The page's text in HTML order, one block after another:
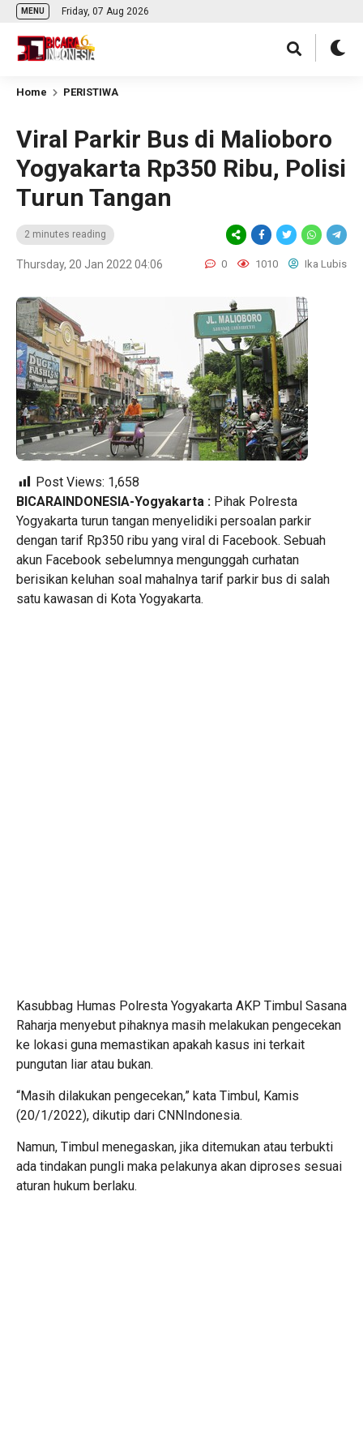
MENU Friday, 07 Aug 2026
Home PERISTIWA
Viral Parkir Bus di Malioboro
Yogyakarta Rp350 Ribu, Polisi
Turun Tangan
2 minutes reading
Thursday, 20 Jan 2022 04:06 0 1010 Ika Lubis
Post Views: 1,658
BICARAINDONESIA-Yogyakarta : Pihak Polresta
Yogyakarta turun tangan menyelidiki persoalan parkir
dengan tarif Rp350 ribu yang viral di Facebook. Sebuah
akun Facebook sebelumnya mengunggah curhatan
berisikan keluhan soal mahalnya tarif parkir bus di salah
satu kawasan di Kota Yogyakarta.
Kasubbag Humas Polresta Yogyakarta AKP Timbul Sasana
Raharja menyebut pihaknya masih melakukan pengecekan
ke lokasi guna memastikan apakah kasus ini terkait
pungutan liar atau bukan.
“Masih dilakukan pengecekan,” kata Timbul, Kamis
(20/1/2022), dikutip dari CNNIndonesia.
Namun, Timbul menegaskan, jika ditemukan atau terbukti
ada tindakan pungli maka pelakunya akan diproses sesuai
aturan hukum berlaku.